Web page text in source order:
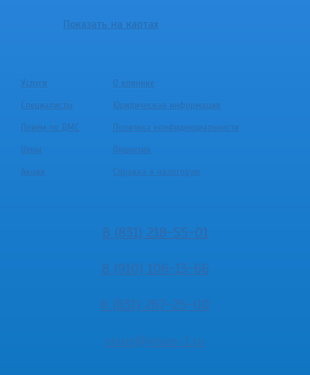
Показать на картах
Услуги
О клинике
Специалисты
Юридическая информация
Приём по ДМС
Политика конфиденциальности
Цены
Лицензия
Акции
Справка в налоговую
8 (831) 218-55-01
8 (910) 106-13-66
8 (831) 267-25-00
visus@visus-1.ru